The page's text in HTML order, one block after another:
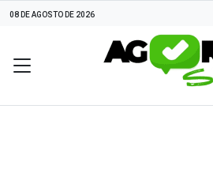
08 DE AGOSTO DE 2026